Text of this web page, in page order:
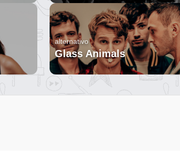
alternativo
Glass Animals